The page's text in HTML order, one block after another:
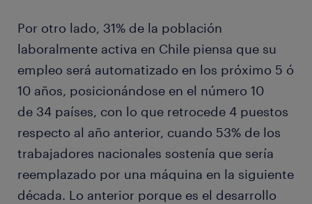
Por otro lado, 31% de la población
laboralmente activa en Chile piensa que su
empleo será automatizado en los próximo 5 ó
10 años, posicionándose en el número 10
de 34 países, con lo que retrocede 4 puestos
respecto al año anterior, cuando 53% de los
trabajadores nacionales sostenía que sería
reemplazado por una máquina en la siguiente
década. Lo anterior porque es el desarrollo